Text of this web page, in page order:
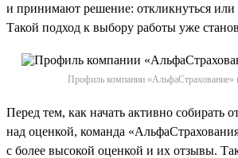
и принимают решение: откликнуться или
Такой подход к выбору работы уже
Профиль компании «АльфаСтрахование»
Перед тем, как начать активно собирать
над оценкой, команда
с более высокой оценкой и их отзывы.